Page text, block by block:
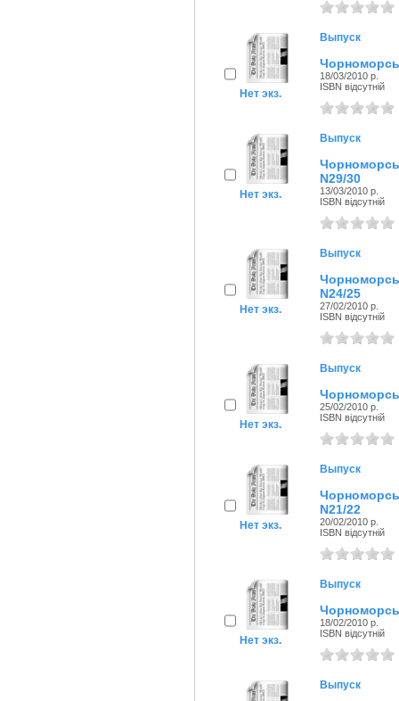
Нет экз.
Выпуск
18/03/2010 р.
ISBN відсутній
Нет экз.
Выпуск
N29/30
13/03/2010 р.
ISBN відсутній
Нет экз.
Выпуск
N24/25
27/02/2010 р.
ISBN відсутній
Нет экз.
Выпуск
25/02/2010 р.
ISBN відсутній
Нет экз.
Выпуск
N21/22
20/02/2010 р.
ISBN відсутній
Нет экз.
Выпуск
18/02/2010 р.
ISBN відсутній
Выпуск